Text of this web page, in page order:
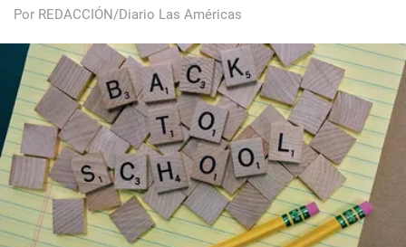
Por REDACCIÓN/Diario Las Américas